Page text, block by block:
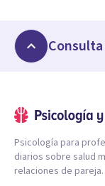
Psicología para
diarios sobre salud
relaciones de pareja.